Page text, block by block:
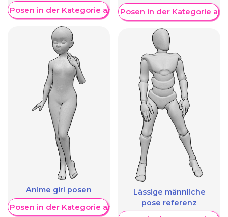
Posen in der Kategorie anzeigen
Anime girl posen
Posen in der Kategorie anzeigen
Weitere Posen in der Kategorie
Lässige männliche
pose referenz